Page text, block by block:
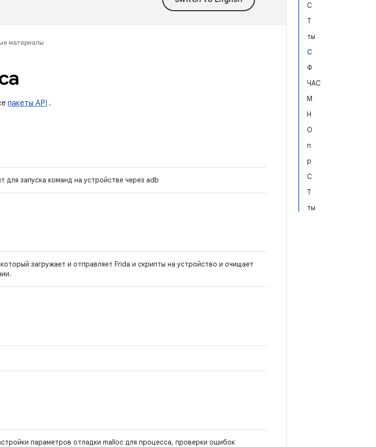
С
Т
ты
С
Ф
ЧАС
М
Н
О
п
р
С
Т
ты
материалы
пакеты API .
для запуска команд на устройстве через adb
загружает и отправляет Frida и скрипты на устройство и очищает
параметров отладки malloc для процесса, проверки ошибок